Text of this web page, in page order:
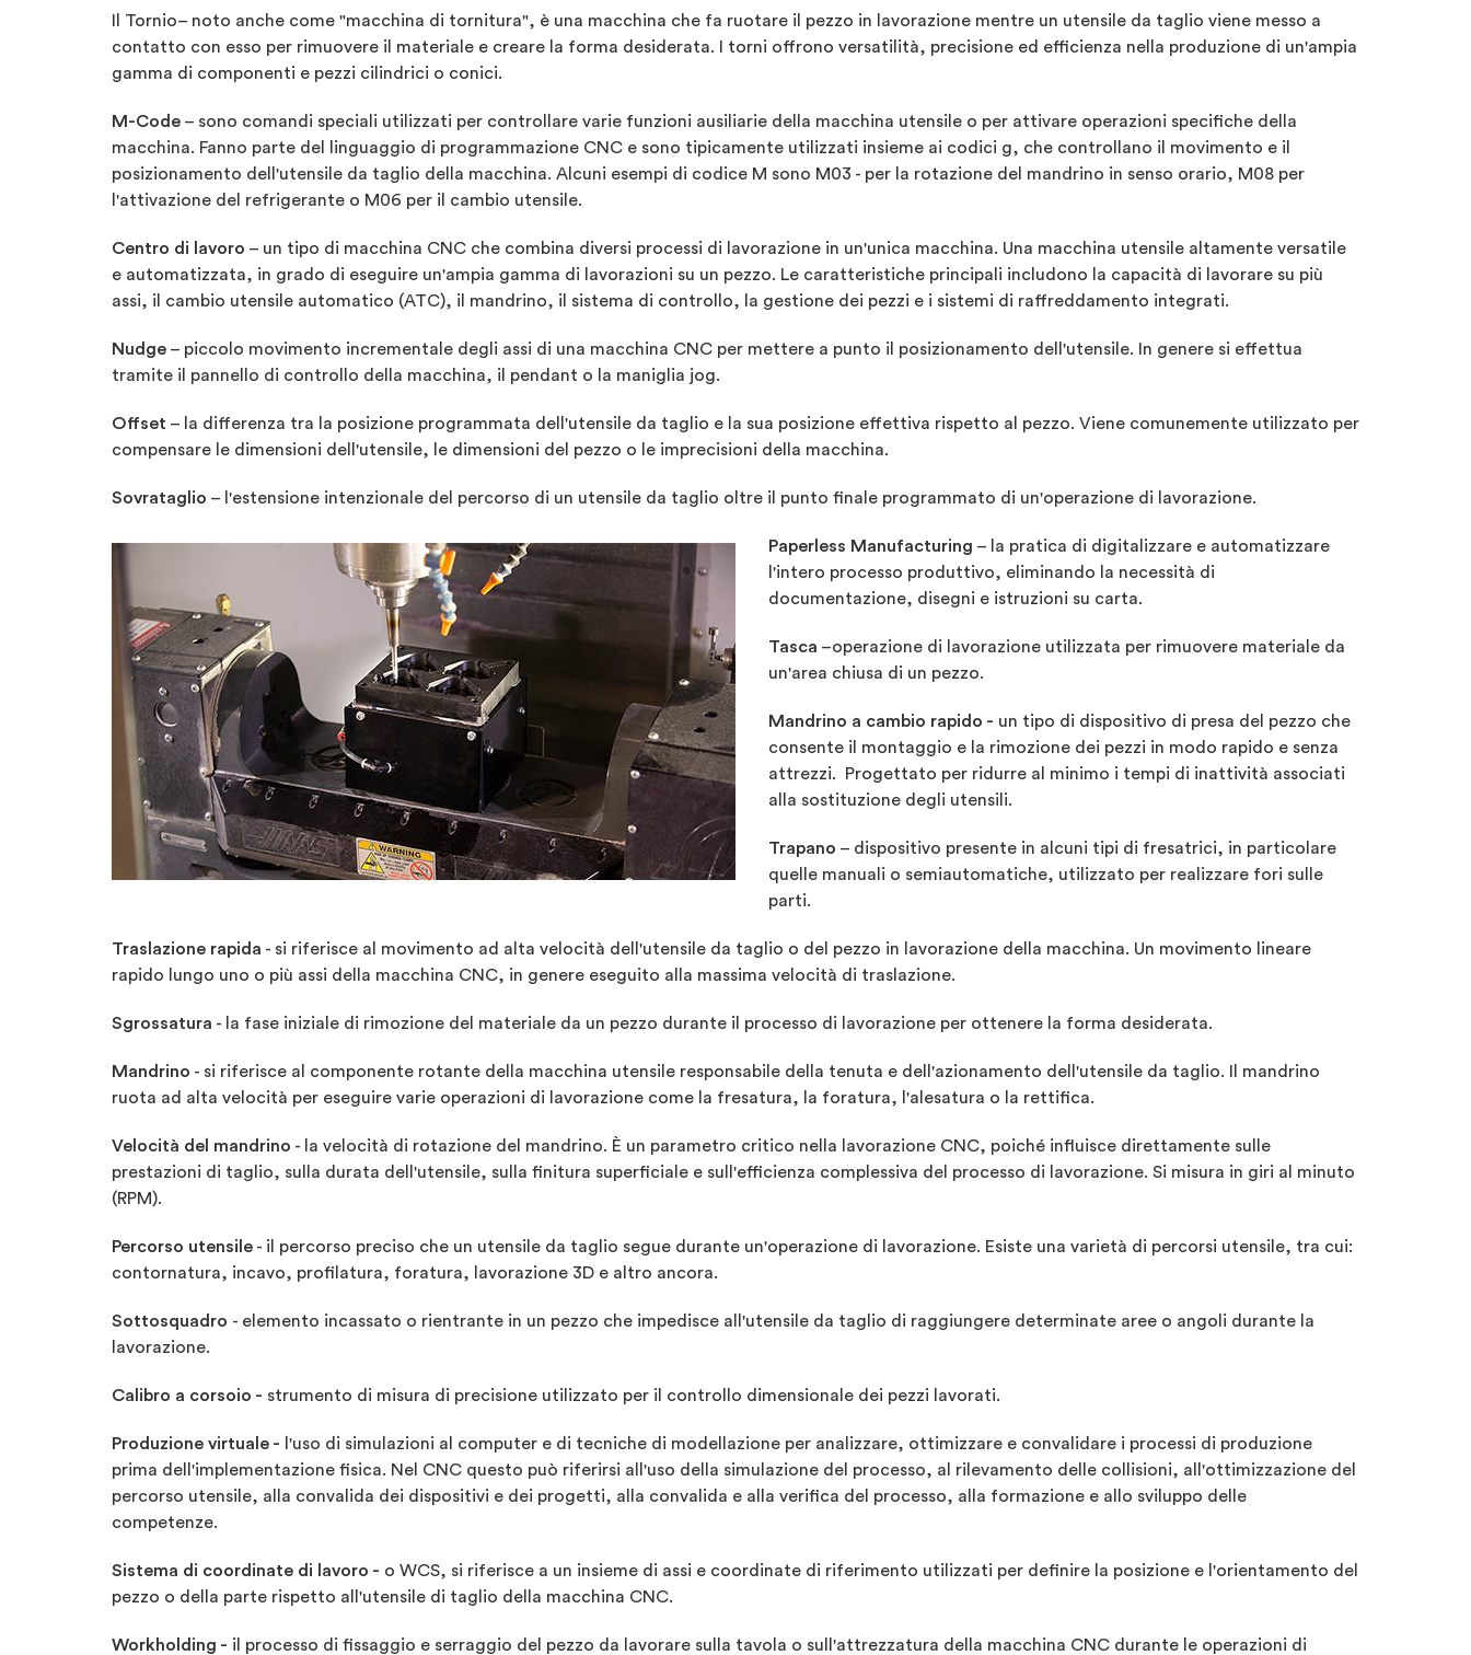
Il Tornio– noto anche come "macchina di tornitura", è una macchina che fa ruotare il pezzo in lavorazione mentre un utensile da taglio viene messo a
contatto con esso per rimuovere il materiale e creare la forma desiderata. I torni offrono versatilità, precisione ed efficienza nella produzione di un'ampia
gamma di componenti e pezzi cilindrici o conici.
M-Code – sono comandi speciali utilizzati per controllare varie funzioni ausiliarie della macchina utensile o per attivare operazioni specifiche della
macchina. Fanno parte del linguaggio di programmazione CNC e sono tipicamente utilizzati insieme ai codici g, che controllano il movimento e il
posizionamento dell'utensile da taglio della macchina. Alcuni esempi di codice M sono M03 - per la rotazione del mandrino in senso orario, M08 per
l'attivazione del refrigerante o M06 per il cambio utensile.
Centro di lavoro – un tipo di macchina CNC che combina diversi processi di lavorazione in un'unica macchina. Una macchina utensile altamente versatile
e automatizzata, in grado di eseguire un'ampia gamma di lavorazioni su un pezzo. Le caratteristiche principali includono la capacità di lavorare su più
assi, il cambio utensile automatico (ATC), il mandrino, il sistema di controllo, la gestione dei pezzi e i sistemi di raffreddamento integrati.
Nudge – piccolo movimento incrementale degli assi di una macchina CNC per mettere a punto il posizionamento dell'utensile. In genere si effettua
tramite il pannello di controllo della macchina, il pendant o la maniglia jog.
Offset – la differenza tra la posizione programmata dell'utensile da taglio e la sua posizione effettiva rispetto al pezzo. Viene comunemente utilizzato per
compensare le dimensioni dell'utensile, le dimensioni del pezzo o le imprecisioni della macchina.
Sovrataglio – l'estensione intenzionale del percorso di un utensile da taglio oltre il punto finale programmato di un'operazione di lavorazione.
Paperless Manufacturing – la pratica di digitalizzare e automatizzare
l'intero processo produttivo, eliminando la necessità di
documentazione, disegni e istruzioni su carta.
Tasca –operazione di lavorazione utilizzata per rimuovere materiale da
un'area chiusa di un pezzo.
Mandrino a cambio rapido - un tipo di dispositivo di presa del pezzo che
consente il montaggio e la rimozione dei pezzi in modo rapido e senza
attrezzi. Progettato per ridurre al minimo i tempi di inattività associati
alla sostituzione degli utensili.
Trapano – dispositivo presente in alcuni tipi di fresatrici, in particolare
quelle manuali o semiautomatiche, utilizzato per realizzare fori sulle
parti.
Traslazione rapida - si riferisce al movimento ad alta velocità dell'utensile da taglio o del pezzo in lavorazione della macchina. Un movimento lineare
rapido lungo uno o più assi della macchina CNC, in genere eseguito alla massima velocità di traslazione.
Sgrossatura - la fase iniziale di rimozione del materiale da un pezzo durante il processo di lavorazione per ottenere la forma desiderata.
Mandrino - si riferisce al componente rotante della macchina utensile responsabile della tenuta e dell'azionamento dell'utensile da taglio. Il mandrino
ruota ad alta velocità per eseguire varie operazioni di lavorazione come la fresatura, la foratura, l'alesatura o la rettifica.
Velocità del mandrino - la velocità di rotazione del mandrino. È un parametro critico nella lavorazione CNC, poiché influisce direttamente sulle
prestazioni di taglio, sulla durata dell'utensile, sulla finitura superficiale e sull'efficienza complessiva del processo di lavorazione. Si misura in giri al minuto
(RPM).
Percorso utensile - il percorso preciso che un utensile da taglio segue durante un'operazione di lavorazione. Esiste una varietà di percorsi utensile, tra cui:
contornatura, incavo, profilatura, foratura, lavorazione 3D e altro ancora.
Sottosquadro - elemento incassato o rientrante in un pezzo che impedisce all'utensile da taglio di raggiungere determinate aree o angoli durante la
lavorazione.
Calibro a corsoio - strumento di misura di precisione utilizzato per il controllo dimensionale dei pezzi lavorati.
Produzione virtuale - l'uso di simulazioni al computer e di tecniche di modellazione per analizzare, ottimizzare e convalidare i processi di produzione
prima dell'implementazione fisica. Nel CNC questo può riferirsi all'uso della simulazione del processo, al rilevamento delle collisioni, all'ottimizzazione del
percorso utensile, alla convalida dei dispositivi e dei progetti, alla convalida e alla verifica del processo, alla formazione e allo sviluppo delle
competenze.
Sistema di coordinate di lavoro - o WCS, si riferisce a un insieme di assi e coordinate di riferimento utilizzati per definire la posizione e l'orientamento del
pezzo o della parte rispetto all'utensile di taglio della macchina CNC.
Workholding - il processo di fissaggio e serraggio del pezzo da lavorare sulla tavola o sull'attrezzatura della macchina CNC durante le operazioni di